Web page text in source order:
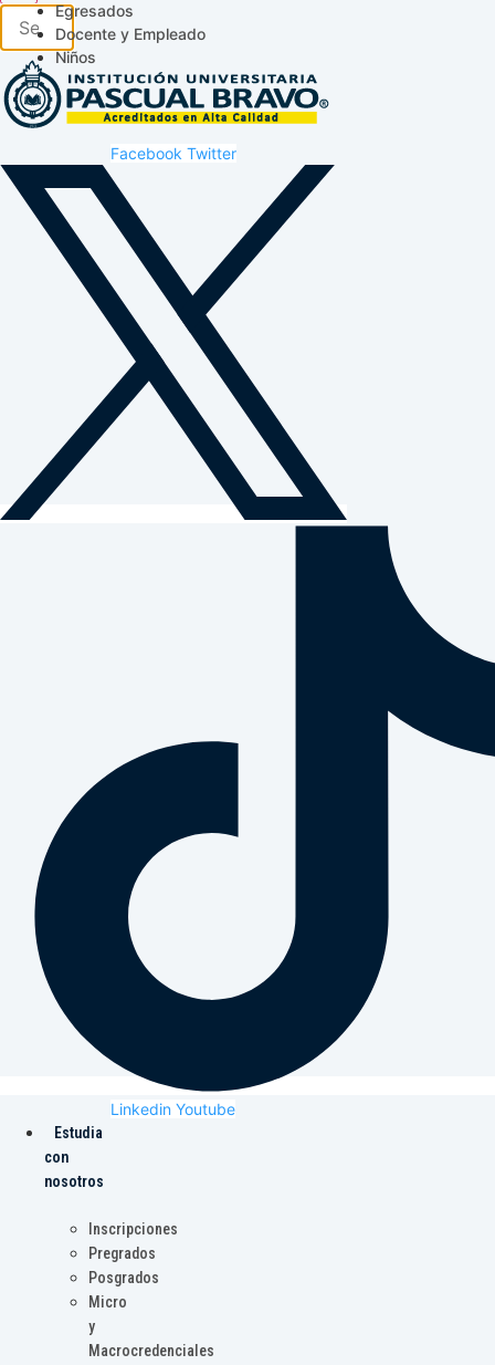
Egresados
Docente y Empleado
Niños
Facebook Twitter
Linkedin Youtube
Estudia
con
nosotros
Inscripciones
Pregrados
Posgrados
Micro
y
Macrocredenciales